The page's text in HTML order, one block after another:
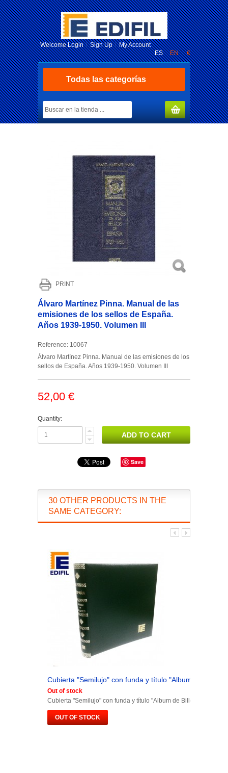
€
ES EN
WelcomeLogin Sign Up My Account
Todas las categorías
MY CART(0)
PRINT
Álvaro Martínez Pinna. Manual de las
emisiones de los sellos de España.
Años 1939-1950. Volumen III
Reference: 10067
Álvaro Martínez Pinna. Manual de las emisiones de los
sellos de España. Años 1939-1950. Volumen III
52,00 €
Quantity:
Save
30 OTHER PRODUCTS IN THE
SAME CATEGORY:
Cubierta "Semilujo" con funda y título "Album de
Out of stock
Cubierta "Semilujo" con funda y título "Album de Billetes España"
OUT OF STOCK